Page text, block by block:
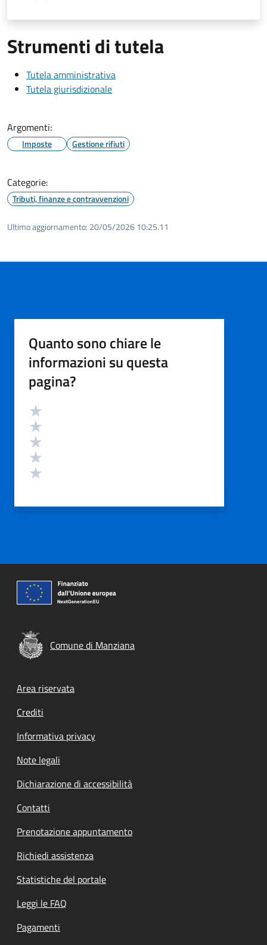
Strumenti di tutela
Tutela amministrativa
Tutela giurisdizionale
Argomenti:
Imposte Gestione rifiuti
Categorie:
Tributi, finanze e contravvenzioni
Ultimo aggiornamento: 20/05/2026 10:25.11
Quanto sono chiare le
informazioni su questa
pagina?
Valutazione
Comune di Manziana
Footer menu
Area riservata
Crediti
Informativa privacy
Note legali
Dichiarazione di accessibilità
Contatti
Prenotazione appuntamento
Richiedi assistenza
Statistiche del portale
Leggi le FAQ
Pagamenti